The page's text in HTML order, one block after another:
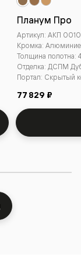
Планум Про
Артикул: АКП
Кромка:
Толщина полотна:
Отделка: ДСПМ
Портал: Скрытый
77 829 ₽